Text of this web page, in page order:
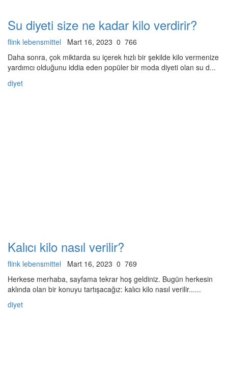
Su diyeti size ne kadar kilo verdirir?
flink lebensmittel Mart 16, 2023 0 766
Daha sonra, çok miktarda su içerek hızlı bir şekilde kilo vermenize
yardımcı olduğunu iddia eden popüler bir moda diyeti olan su d...
diyet
Kalıcı kilo nasıl verilir?
flink lebensmittel Mart 16, 2023 0 769
Herkese merhaba, sayfama tekrar hoş geldiniz. Bugün herkesin
aklında olan bir konuyu tartışacağız: kalıcı kilo nasıl verilir......
diyet